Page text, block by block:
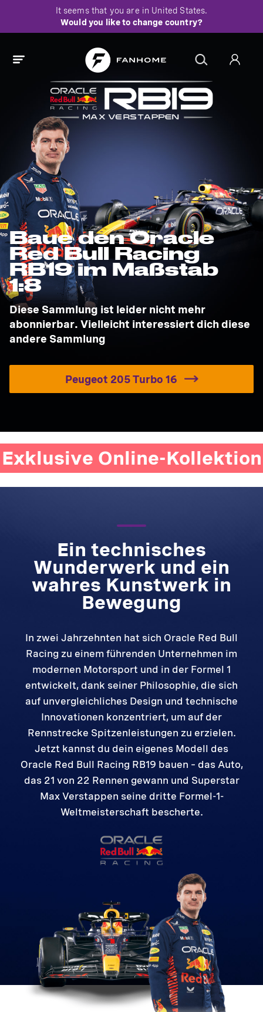
It seems that you are in United States.
Would you like to change country?
Baue den Oracle
Red Bull Racing
RB19 im Maßstab
1:8
Diese Sammlung ist leider nicht mehr
abonnierbar. Vielleicht interessiert dich diese
andere Sammlung
Peugeot 205 Turbo 16
Exklusive Online-Kollektion
Ein technisches
Wunderwerk und ein
wahres Kunstwerk in
Bewegung
In zwei Jahrzehnten hat sich Oracle Red Bull
Racing zu einem führenden Unternehmen im
modernen Motorsport und in der Formel 1
entwickelt, dank seiner Philosophie, die sich
auf unvergleichliches Design und technische
Innovationen konzentriert, um auf der
Rennstrecke Spitzenleistungen zu erzielen.
Jetzt kannst du dein eigenes Modell des
Oracle Red Bull Racing RB19 bauen – das Auto,
das 21 von 22 Rennen gewann und Superstar
Max Verstappen seine dritte Formel-1-
Weltmeisterschaft bescherte.